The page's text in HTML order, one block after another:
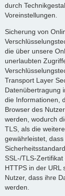
durch
Voreinstellungen.
Sicherung von
die über unsere
unerlaubten
Transport Layer
Datenübertragung
die Informationen,
Browser des
werden, wodurch
TLS, als die
gewährleistet,
SSL-/TLS-
HTTPS in der URL
Nutzer, dass ihre
werden.